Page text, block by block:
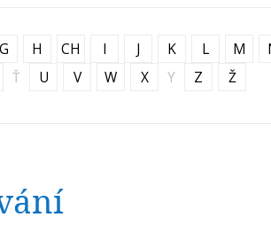
G H CH I J K L M
Ť U V W X Y Z Ž